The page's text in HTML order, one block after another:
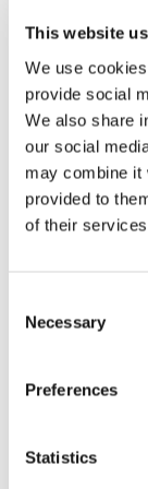
This website
We use
provide social
We also share
our social
may combine it
provided to
of their
Selection
Necessary
Preferences
Statistics
Bekijk alles van
Meer van